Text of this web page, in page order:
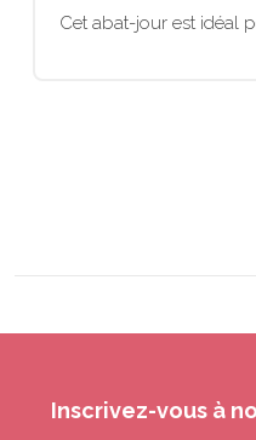
Cet abat-jour est idéal
Inscrivez-vous à